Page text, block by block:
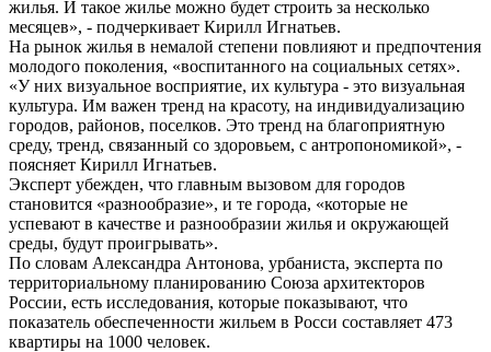
жилья. И такое жилье можно будет строить за несколько
месяцев», - подчеркивает Кирилл Игнатьев.
На рынок жилья в немалой степени повлияют и предпочтения
молодого поколения, «воспитанного на социальных сетях».
«У них визуальное восприятие, их культура - это визуальная
культура. Им важен тренд на красоту, на индивидуализацию
городов, районов, поселков. Это тренд на благоприятную
среду, тренд, связанный со здоровьем, с антропономикой», -
поясняет Кирилл Игнатьев.
Эксперт убежден, что главным вызовом для городов
становится «разнообразие», и те города, «которые не
успевают в качестве и разнообразии жилья и окружающей
среды, будут проигрывать».
По словам Александра Антонова, урбаниста, эксперта по
территориальному планированию Союза архитекторов
России, есть исследования, которые показывают, что
показатель обеспеченности жильем в Росси составляет 473
квартиры на 1000 человек.